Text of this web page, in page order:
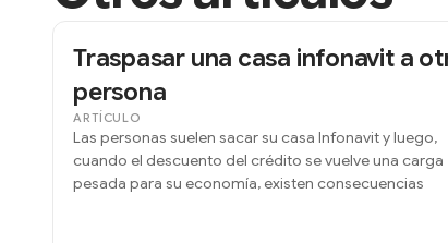
Traspasar una casa infonavit a
persona
ARTÍCULO
Las personas suelen sacar su casa Infonavit y luego,
cuando el descuento del crédito se vuelve una carga
pesada para su economía, existen consecuencias